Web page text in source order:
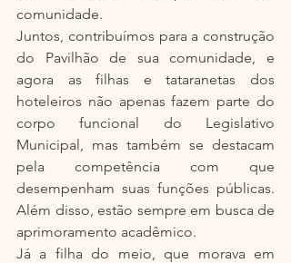
comunidade.
Juntos, contribuímos para a construção
do Pavilhão de sua comunidade, e
agora as filhas e tataranetas dos
hoteleiros não apenas fazem parte do
corpo funcional do Legislativo
Municipal, mas também se destacam
pela competência com que
desempenham suas funções públicas.
Além disso, estão sempre em busca de
aprimoramento acadêmico.
Já a filha do meio, que morava em